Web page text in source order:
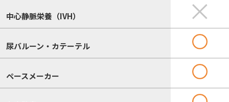
中心静脈栄養（IVH）
尿バルーン・カテーテル
ペースメーカー